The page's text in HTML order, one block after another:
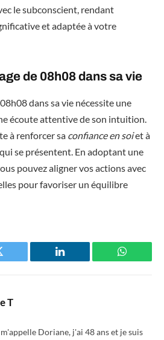
le subconscient, rendant
et adaptée à votre
de 08h08 dans sa vie
dans sa vie nécessite une
écoute attentive de son intuition.
à renforcer sa confiance en soiet à
se présentent. En adoptant une
pouvez aligner vos actions avec
pour favoriser un équilibre
LinkedIn
T
Doriane, j'ai 48 ans et je suis